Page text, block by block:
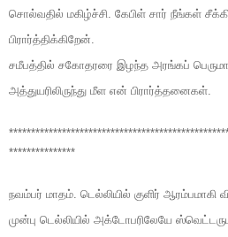
சொல்வதில் மகிழ்ச்சி. கேபிள் சார் நீங்கள்
பிரார்த்திக்கிறேன்.
சமீபத்தில் சகோதரரை இழந்த அரங்கப்
அத்துயரிலிருந்து மீள என் பிரார்த்தனைகள்.
***************
நவம்பர் மாதம். டெல்லியில் குளிர் ஆரம்பமாகி
முன்பு டெல்லியில் அக்டோபரிலேயே